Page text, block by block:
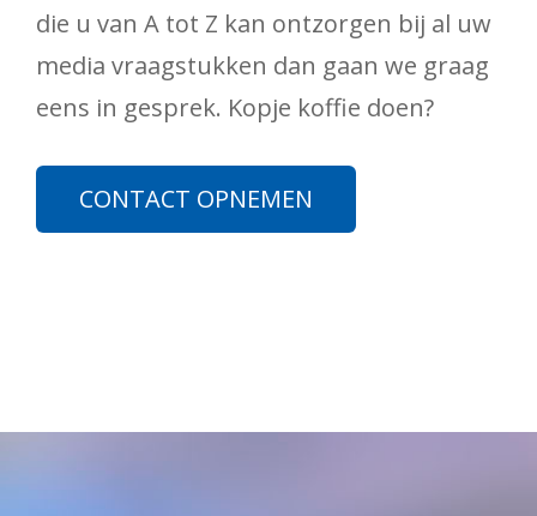
die u van A tot Z kan ontzorgen bij al uw
media vraagstukken dan gaan we graag
eens in gesprek. Kopje koffie doen?
CONTACT OPNEMEN